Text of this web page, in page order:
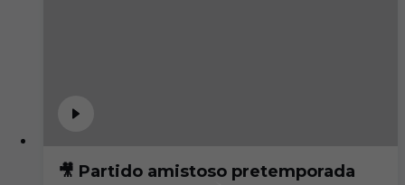
🎥 Partido amistoso pretemporada